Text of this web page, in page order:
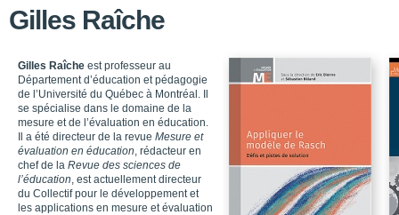
Gilles Raîche
Gilles Raîche est professeur au
Département d’éducation et pédagogie
de l’Université du Québec à Montréal. Il
se spécialise dans le domaine de la
mesure et de l’évaluation en éducation.
Il a été directeur de la revue Mesure et
évaluation en éducation, rédacteur en
chef de la Revue des sciences de
l’éducation, est actuellement directeur
du Collectif pour le développement et
les applications en mesure et évaluation